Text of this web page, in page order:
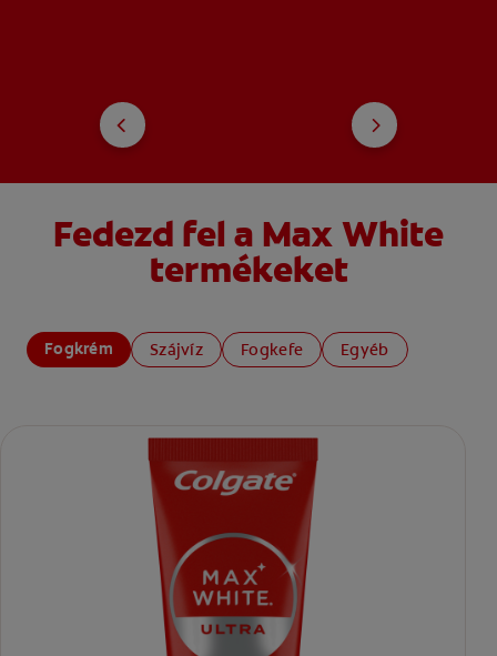
Fedezd fel a Max White
termékeket
Fogkrém Szájvíz Fogkefe Egyéb